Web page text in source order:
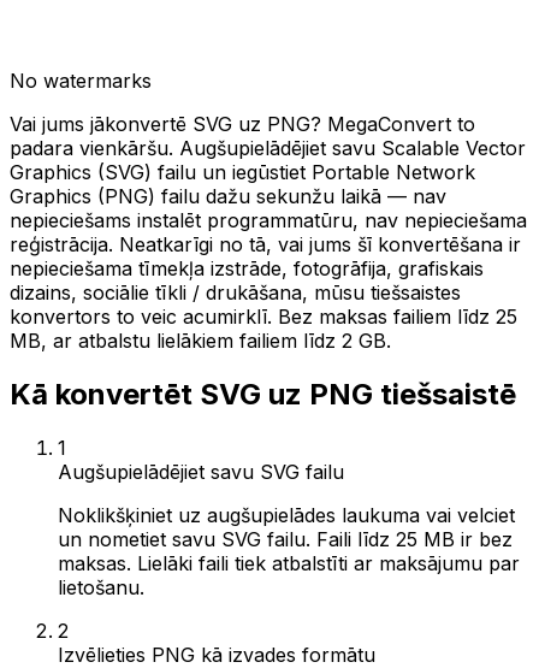
No watermarks
Vai jums jākonvertē SVG uz PNG? MegaConvert to
padara vienkāršu. Augšupielādējiet savu Scalable Vector
Graphics (SVG) failu un iegūstiet Portable Network
Graphics (PNG) failu dažu sekunžu laikā — nav
nepieciešams instalēt programmatūru, nav nepieciešama
reģistrācija. Neatkarīgi no tā, vai jums šī konvertēšana ir
nepieciešama tīmekļa izstrāde, fotogrāfija, grafiskais
dizains, sociālie tīkli / drukāšana, mūsu tiešsaistes
konvertors to veic acumirklī. Bez maksas failiem līdz 25
MB, ar atbalstu lielākiem failiem līdz 2 GB.
Kā konvertēt SVG uz PNG tiešsaistē
1
Augšupielādējiet savu SVG failu
Noklikšķiniet uz augšupielādes laukuma vai velciet
un nometiet savu SVG failu. Faili līdz 25 MB ir bez
maksas. Lielāki faili tiek atbalstīti ar maksājumu par
lietošanu.
2
Izvēlieties PNG kā izvades formātu